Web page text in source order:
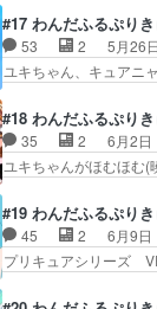
の仕方がコミカルで
ットは小動物アング
事道。まさかのメェメ
横顔、めちゃくちゃ
たちのクラスで『鏡
ンしんちゃんコラボ
両親にバレてしまう
場。実在の芸能人を
にしんちゃんが自然
ラボ回。で、正体バ…
#17 わんだふるぷりき
53 2
5月26日
ユキちゃん、キュア
アニャミー／ユキち
赤ちゃんみんなかわ
タウンでは動物の赤
つもこむぎ達と一緒
ーン崩しが効果的に
逸材が現れてしまい
残りのキュアリリアン
#18 わんだふるぷりき
35 2
6月2日
ユキちゃんがほむほ
通が可能になること
れ帰ったユキは、ま
デカ感情と他責思考
ーの出現によってま
#19 わんだふるぷりき
45 2
6月9日
プリキュアシリーズ
場所ってのはワクワ